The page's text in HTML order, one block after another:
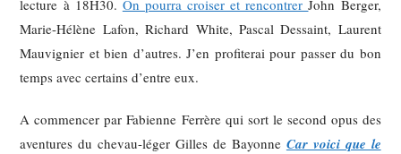
lecture à 18H30. On pourra croiser et rencontrerJohn Berger,
Marie-Hélène Lafon, Richard White, Pascal Dessaint, Laurent
Mauvignier et bien d’autres. J’en profiterai pour passer du bon
temps avec certains d’entre eux.
A commencer par Fabienne Ferrère qui sort le second opus des
aventures du chevau-léger Gilles de Bayonne Car voici que le